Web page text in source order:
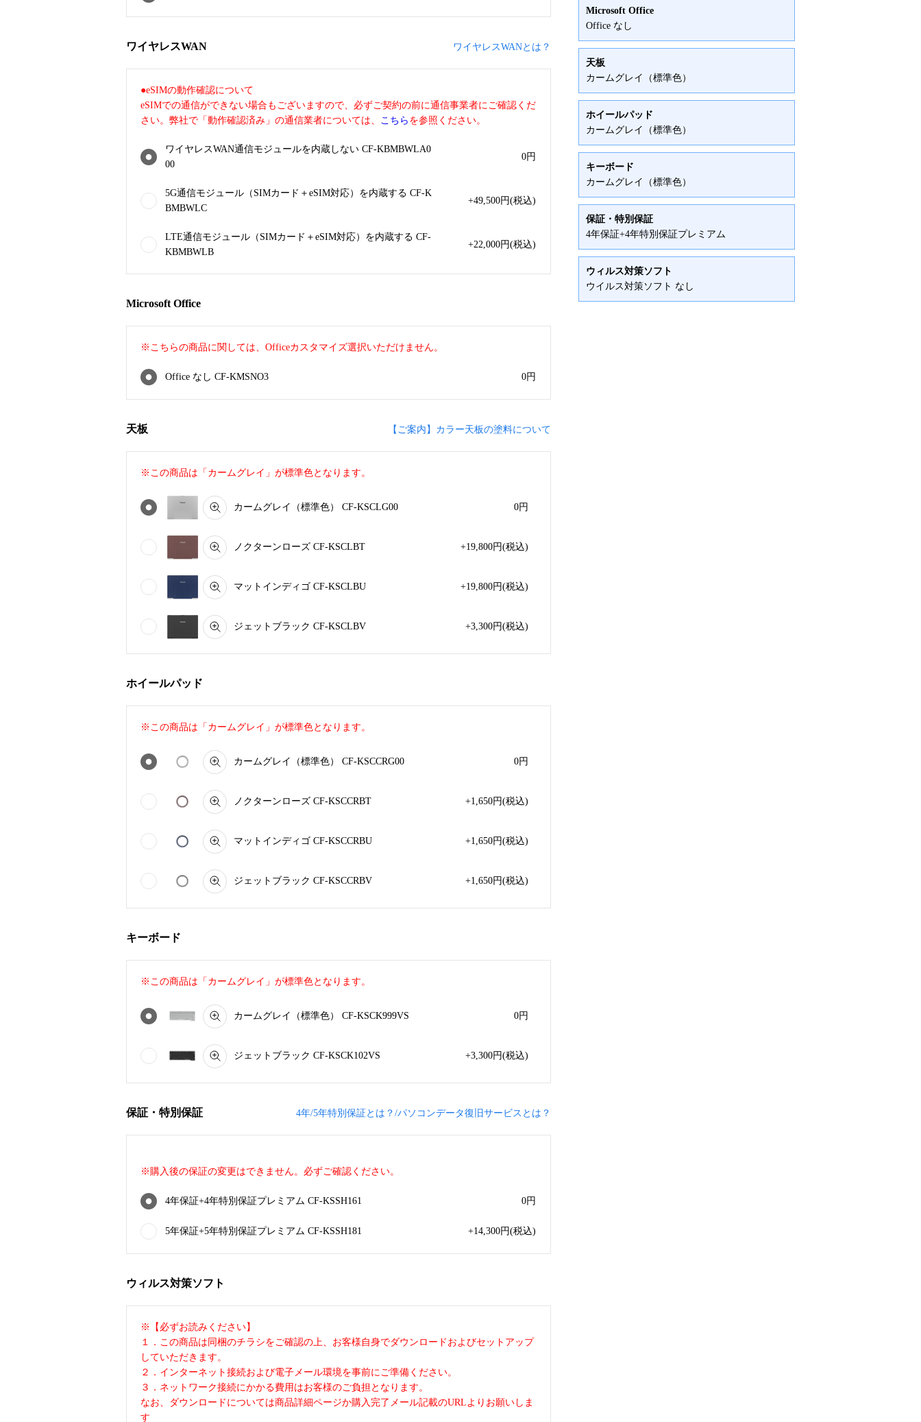
ワイヤレスWAN ワイヤレスWANとは？
●eSIMの動作確認について
eSIMでの通信ができない場合もございますので、必ずご契約の前に通信事業者にご確認くだ
さい。弊社で「動作確認済み」の通信業者については、 こちら を参照ください。
ワイヤレスWAN通信モジュールを内蔵しない CF-KBMBWLA0
00
0円
5G通信モジュール（SIMカード＋eSIM対応）を内蔵する CF-K
BMBWLC
+49,500円(税込)
LTE通信モジュール（SIMカード＋eSIM対応）を内蔵する CF-
KBMBWLB
+22,000円(税込)
Microsoft Office
※こちらの商品に関しては、Officeカスタマイズ選択いただけません。
Office なし CF-KMSNO3 0円
天板 【ご案内】カラー天板の塗料について
※この商品は「カームグレイ」が標準色となります。
カームグレイ（標準色） CF-KSCLG00 0円
ノクターンローズ CF-KSCLBT +19,800円(税込)
マットインディゴ CF-KSCLBU +19,800円(税込)
ジェットブラック CF-KSCLBV +3,300円(税込)
ホイールパッド
※この商品は「カームグレイ」が標準色となります。
カームグレイ（標準色） CF-KSCCRG00 0円
ノクターンローズ CF-KSCCRBT +1,650円(税込)
マットインディゴ CF-KSCCRBU +1,650円(税込)
ジェットブラック CF-KSCCRBV +1,650円(税込)
キーボード
※この商品は「カームグレイ」が標準色となります。
カームグレイ（標準色） CF-KSCK999VS 0円
ジェットブラック CF-KSCK102VS +3,300円(税込)
保証・特別保証 4年/5年特別保証とは？/パソコンデータ復旧サービスとは？
※購入後の保証の変更はできません。必ずご確認ください。
4年保証+4年特別保証プレミアム CF-KSSH161 0円
5年保証+5年特別保証プレミアム CF-KSSH181 +14,300円(税込)
ウィルス対策ソフト
※【必ずお読みください】
１．この商品は同梱のチラシをご確認の上、お客様自身でダウンロードおよびセットアップ
していただきます。
２．インターネット接続および電子メール環境を事前にご準備ください。
３．ネットワーク接続にかかる費用はお客様のご負担となります。
なお、ダウンロードについては商品詳細ページか購入完了メール記載のURLよりお願いしま
す
Microsoft Office
Office なし
天板
カームグレイ（標準色）
ホイールパッド
カームグレイ（標準色）
キーボード
カームグレイ（標準色）
保証・特別保証
4年保証+4年特別保証プレミアム
ウィルス対策ソフト
ウイルス対策ソフト なし